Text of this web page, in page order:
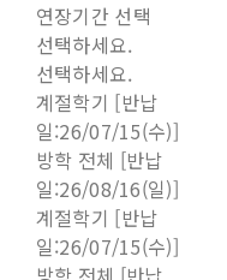
연장기간 선택
선택하세요.
선택하세요.
계절학기 [반납
일:26/07/15(수)]
방학 전체 [반납
일:26/08/16(일)]
계절학기 [반납
일:26/07/15(수)]